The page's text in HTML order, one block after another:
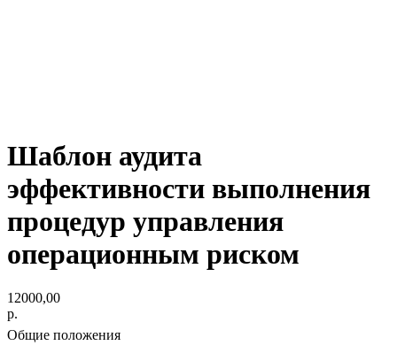
Шаблон аудита
эффективности выполнения
процедур управления
операционным риском
12000,00
р.
Общие положения